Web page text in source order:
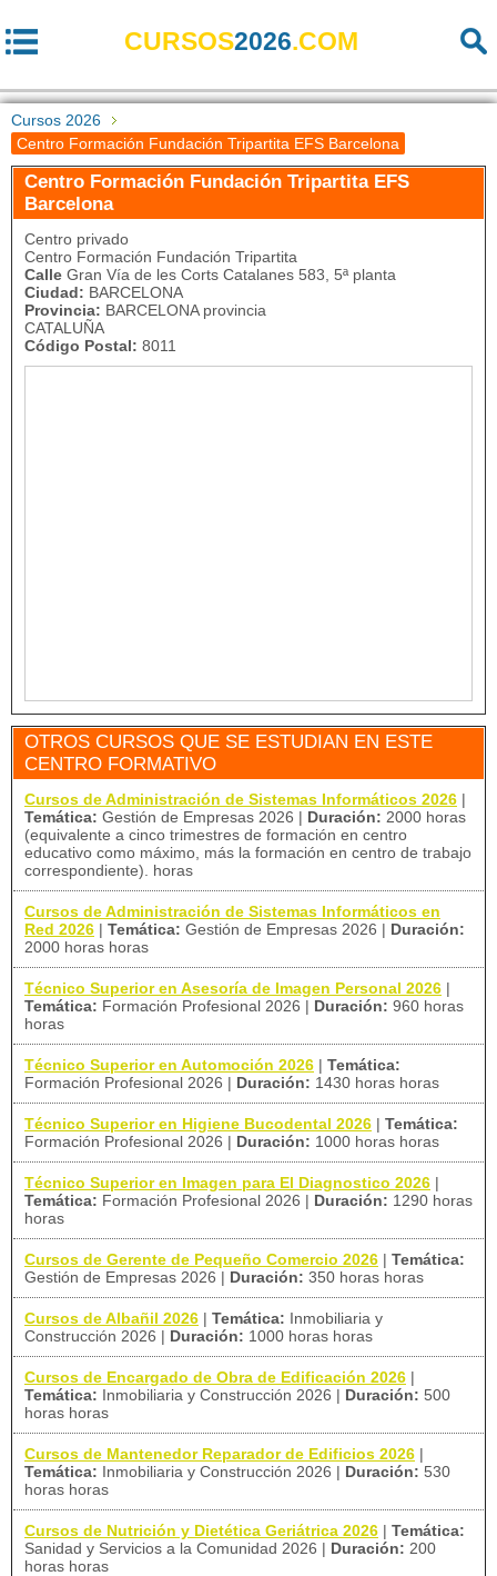
CURSOS2026.COM
Cursos 2026
Centro Formación Fundación Tripartita EFS Barcelona
Centro Formación Fundación Tripartita EFS
Barcelona
Centro privado
Centro Formación Fundación Tripartita
Calle Gran Vía de les Corts Catalanes 583, 5ª planta
Ciudad: BARCELONA
Provincia: BARCELONA provincia
CATALUÑA
Código Postal: 8011
OTROS CURSOS QUE SE ESTUDIAN EN ESTE
CENTRO FORMATIVO
Cursos de Administración de Sistemas Informáticos 2026 |
Temática: Gestión de Empresas 2026 | Duración: 2000 horas
(equivalente a cinco trimestres de formación en centro
educativo como máximo, más la formación en centro de trabajo
correspondiente). horas
Cursos de Administración de Sistemas Informáticos en
Red 2026 | Temática: Gestión de Empresas 2026 | Duración:
2000 horas horas
Técnico Superior en Asesoría de Imagen Personal 2026 |
Temática: Formación Profesional 2026 | Duración: 960 horas
horas
Técnico Superior en Automoción 2026 | Temática:
Formación Profesional 2026 | Duración: 1430 horas horas
Técnico Superior en Higiene Bucodental 2026 | Temática:
Formación Profesional 2026 | Duración: 1000 horas horas
Técnico Superior en Imagen para El Diagnostico 2026 |
Temática: Formación Profesional 2026 | Duración: 1290 horas
horas
Cursos de Gerente de Pequeño Comercio 2026 | Temática:
Gestión de Empresas 2026 | Duración: 350 horas horas
Cursos de Albañil 2026 | Temática: Inmobiliaria y
Construcción 2026 | Duración: 1000 horas horas
Cursos de Encargado de Obra de Edificación 2026 |
Temática: Inmobiliaria y Construcción 2026 | Duración: 500
horas horas
Cursos de Mantenedor Reparador de Edificios 2026 |
Temática: Inmobiliaria y Construcción 2026 | Duración: 530
horas horas
Cursos de Nutrición y Dietética Geriátrica 2026 | Temática:
Sanidad y Servicios a la Comunidad 2026 | Duración: 200
horas horas